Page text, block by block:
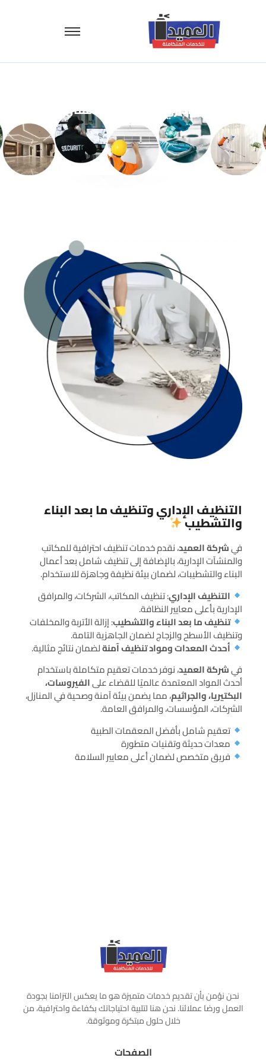
تنظيف اداري وتنظيف بعد اعمال
البناء والتشطيب
تنظيف اداري وتنظيف بعد اعمال البناء
والتشطيب
التنظيف الإداري وتنظيف ما بعد البناء
والتشطيب
فيشركة العميد، نقدم خدمات تنظيف احترافية للمكاتب
والمنشآت الإدارية، بالإضافة إلى تنظيف شامل بعد أعمال
البناء والتشطيبات، لضمان بيئة نظيفة وجاهزة للاستخدام.
التنظيف الإداري: تنظيف المكاتب، الشركات، والمرافق
الإدارية بأعلى معايير النظافة.
تنظيف ما بعد البناء والتشطيب: إزالة الأتربة والمخلفات
وتنظيف الأسطح والزجاج لضمان الجاهزية التامة.
أحدث المعدات ومواد تنظيف آمنةلضمان نتائج مثالية.
فيشركة العميد، نوفر خدمات تعقيم متكاملة باستخدام
أحدث المواد المعتمدة عالميًا للقضاء علىالفيروسات،
البكتيريا، والجراثيم، مما يضمن بيئة آمنة وصحية في المنازل،
الشركات، المؤسسات، والمرافق العامة.
تعقيم شامل بأفضل المعقمات الطبية
معدات حديثة وتقنيات متطورة
فريق متخصص لضمان أعلى معايير السلامة
نحن نؤمن بأن تقديم خدمات متميزة هو ما يعكس التزامنا بجودة
العمل ورضا عملائنا. نحن هنا لتلبية احتياجاتك بكفاءة واحترافية، من
خلال حلول مبتكرة وموثوقة.
الصفحات